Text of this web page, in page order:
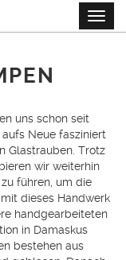
uns schon seit
Neue fasziniert
Glastrauben. Trotz
wir weiterhin
führen, um die
dieses Handwerk
handgearbeiteten
in Damaskus
bestehen aus